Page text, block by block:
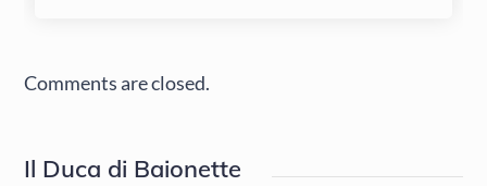
Comments are closed.
Il Duca di Baionette